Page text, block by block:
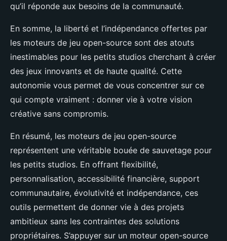
qu’il réponde aux besoins de la communauté.
En somme, la liberté et l’indépendance offertes par
les moteurs de jeu open-source sont des atouts
inestimables pour les petits studios cherchant à créer
des jeux innovants et de haute qualité. Cette
autonomie vous permet de vous concentrer sur ce
qui compte vraiment : donner vie à votre vision
créative sans compromis.
En résumé, les moteurs de jeu open-source
représentent une véritable bouée de sauvetage pour
les petits studios. En offrant flexibilité,
personnalisation, accessibilité financière, support
communautaire, évolutivité et indépendance, ces
outils permettent de donner vie à des projets
ambitieux sans les contraintes des solutions
propriétaires. S’appuyer sur un moteur open-source